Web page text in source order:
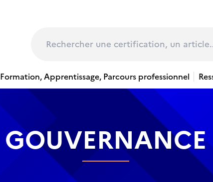
Formation, Apprentissage, Parcours professionnel
GOUVERNANCE